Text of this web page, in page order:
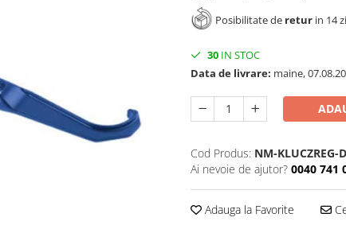
Posibilitate de retur in 14
30 IN STOC
Data de livrare: maine,
Cod Produs: NM-KLUCZREG-
Ai nevoie de ajutor? 0040 741
Adauga la Favorite